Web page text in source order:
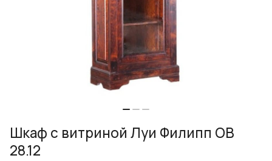
Шкаф с витриной Луи Филипп ОВ
28.12